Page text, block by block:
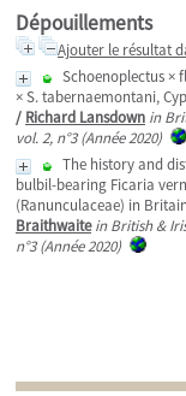
Dépouillements
Ajouter le résultat
Schoenoplectus ×
× S. tabernaemontani,
/ Richard Lansdown in
vol. 2, n°3 (Année 2020)
The history and
bulbil-bearing Ficaria
(Ranunculaceae) in Britain
Braithwaite in British &
n°3 (Année 2020)